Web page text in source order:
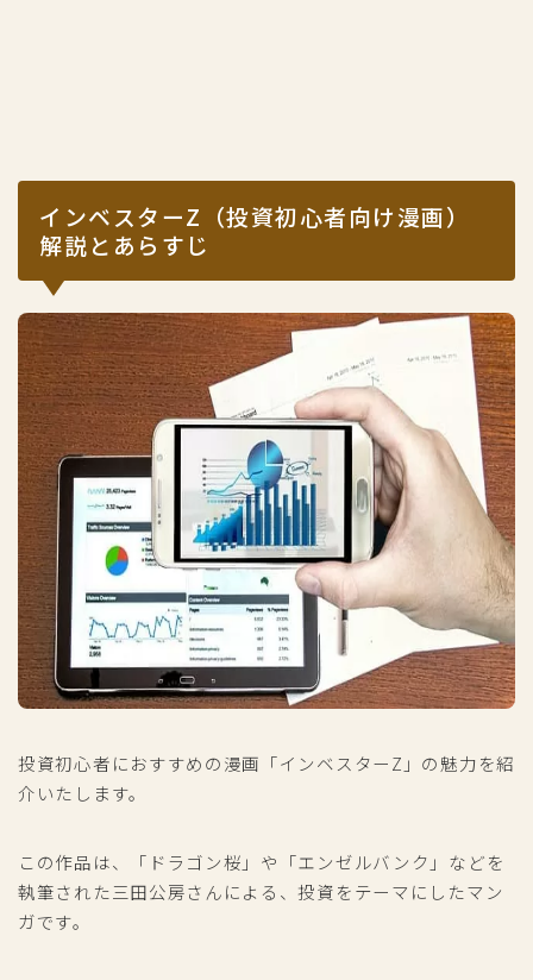
インベスターZ（投資初心者向け漫画）
解説とあらすじ
投資初心者におすすめの漫画「インベスターZ」の魅力を紹
介いたします。
この作品は、「ドラゴン桜」や「エンゼルバンク」などを
執筆された三田公房さんによる、投資をテーマにしたマン
ガです。